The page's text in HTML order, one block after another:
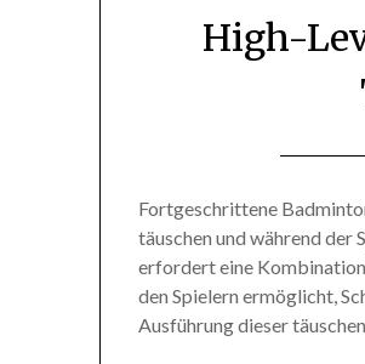
High-
Fortgeschrittene
täuschen und während der
erfordert eine
den Spielern ermöglicht,
Ausführung dieser